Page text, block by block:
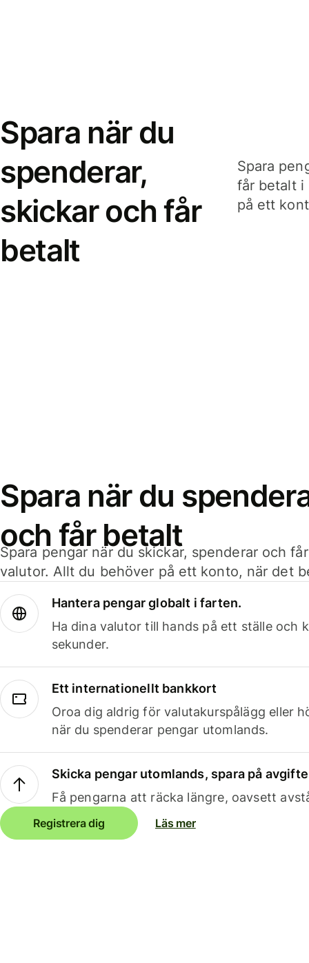
Spara när du
spenderar,
skickar och får
betalt
Spara
får betalt i
på ett
Spara när du
och får betalt
Spara pengar när du skickar, spenderar och
valutor. Allt du behöver på ett konto, när det
Hantera pengar globalt i farten.
Ha dina valutor till hands på ett ställe och
sekunder.
Ett internationellt bankkort
Oroa dig aldrig för valutakurspålägg eller
när du spenderar pengar utomlands.
Skicka pengar utomlands, spara på
Få pengarna att räcka längre, oavsett
Registrera dig Läs mer